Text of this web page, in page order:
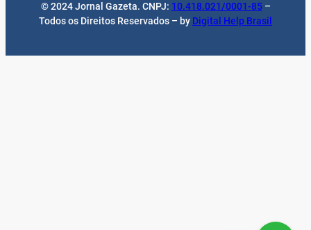
© 2024 Jornal Gazeta. CNPJ: 10.418.021/0001-85–
Todos os Direitos Reservados – by Digital Help Brasil